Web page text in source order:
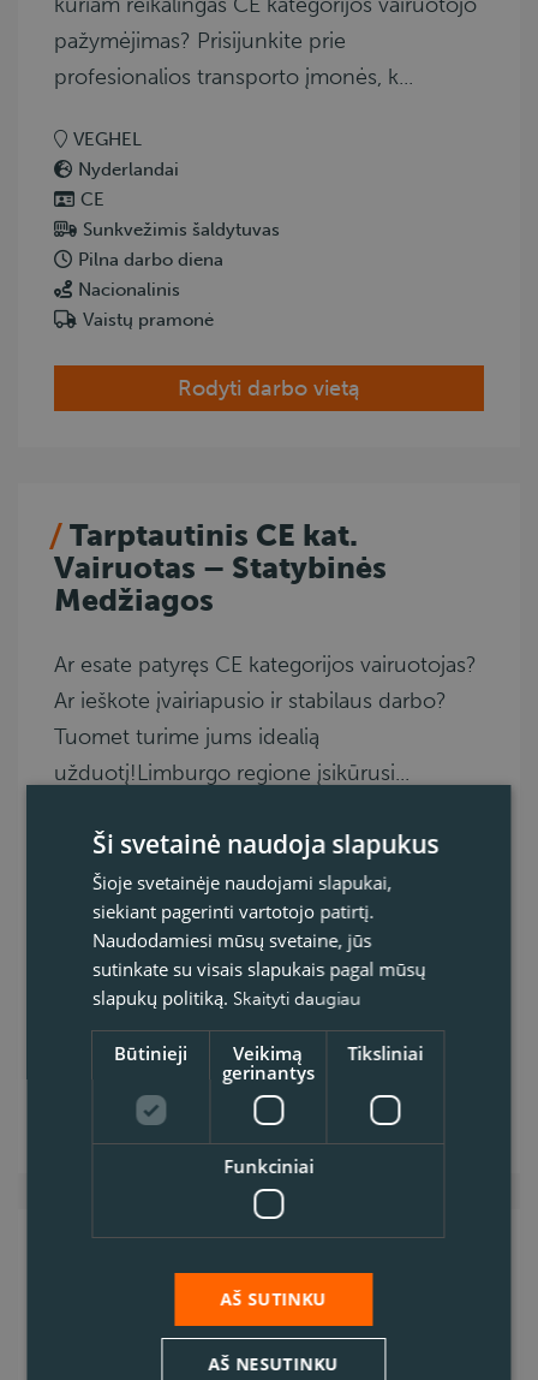
pažymėjimas? Prisijunkite prie
profesionalios transporto įmonės, k...
VEGHEL
Nyderlandai
CE
Sunkvežimis šaldytuvas
Pilna darbo diena
Nacionalinis
Vaistų pramonė
Rodyti darbo vietą
Tarptautinis CE kat.
Vairuotas – Statybinės
Medžiagos
Ar esate patyręs CE kategorijos vairuotojas?
Ar ieškote įvairiapusio ir stabilaus darbo?
Tuomet turime jums idealią
užduotį!Limburgo regione įsikūrusi...
Lommel
CE
Keltuvas su platforma
Tarptautinis, Dieninė pamaina, Naktinė
pamaina
Transportas
Rodyti darbo vietą
Ar jums patinka keliauti, mėgstate anksti
Ši svetainė naudoja slapukus
Šioje svetainėje naudojami slapukai,
siekiant pagerinti vartotojo patirtį.
Naudodamiesi mūsų svetaine, jūs
sutinkate su visais slapukais pagal mūsų
slapukų politiką. Skaityti daugiau
Būtinieji
Veikimą
gerinantys
Tiksliniai
Funkciniai
AŠ SUTINKU
AŠ NESUTINKU